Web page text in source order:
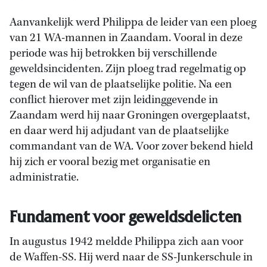
Aanvankelijk werd Philippa de leider van een ploeg
van 21 WA-mannen in Zaandam. Vooral in deze
periode was hij betrokken bij verschillende
geweldsincidenten. Zijn ploeg trad regelmatig op
tegen de wil van de plaatselijke politie. Na een
conflict hierover met zijn leidinggevende in
Zaandam werd hij naar Groningen overgeplaatst,
en daar werd hij adjudant van de plaatselijke
commandant van de WA. Voor zover bekend hield
hij zich er vooral bezig met organisatie en
administratie.
Fundament voor geweldsdelicten
In augustus 1942 meldde Philippa zich aan voor
de Waffen-SS. Hij werd naar de SS-Junkerschule in